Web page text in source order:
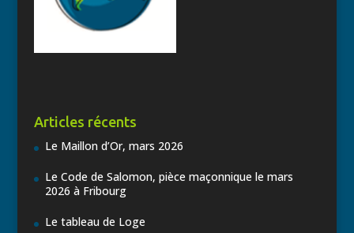
Articles récents
Le Maillon d’Or, mars 2026
Le Code de Salomon, pièce maçonnique le mars
2026 à Fribourg
Le tableau de Loge